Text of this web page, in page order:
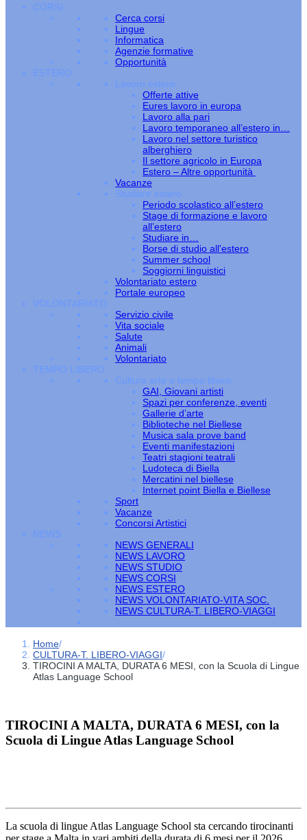
CORSI
Cerca corsi
Lingue
Informatica
Agenzie formative
Opportunità
ESTERO
Lavoro estero
Offerte attive
Eures lavoro in europa
Lavoro alla pari
Lavoro temporaneo all’estero in…
Lavoro nel settore turistico
alberghiero
Il settore agricolo in Europa
Estero – Altre opportunità
Vacanze
Studiare estero
Periodo scolastico all’estero
Stage di formazione e lavoro
all’estero
Studiare in…
Borse di studio all'estero
Summer school
Soggiorni linguistici
Volontariato estero
Portale europeo
VOLONTARIATO
Servizio civile
Vita sociale
Salute
Animali
Volontariato
TEMPO LIBERO
Cultura arte e tempo libero
GAI, Giovani artisti
Spazi per conferenze, eventi
Gallerie d’arte
Biblioteche nel Biellese
Musica sala prove band
Eventi manifestazioni
Teatri stagioni teatrali
Ludoteca di Biella
Mercatini nel biellese
Internet point Biella e Biellese
Sport
Vacanze
Concorsi Artistici
NEWS
NEWS GENERALI
NEWS LAVORO
NEWS STUDIO
NEWS CORSI
NEWS ESTERO
NEWS VOLONTARIATO-VITA SOC.
NEWS CULTURA-T. LIBERO-VIAGGI
Home/
CULTURA-T. LIBERO-VIAGGI/
TIROCINI A MALTA, DURATA 6 MESI, con la Scuola di Lingue
Atlas Language School
TIROCINI A MALTA, DURATA 6 MESI, con la
Scuola di Lingue Atlas Language School
La scuola di lingue Atlas Language School sta cercando tirocinanti